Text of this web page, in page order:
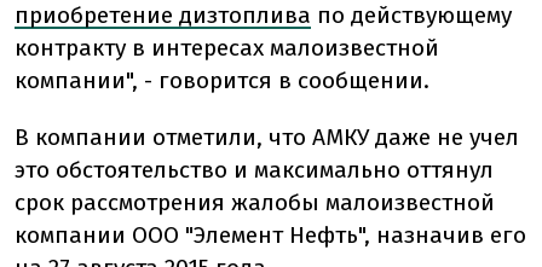
приобретение дизтоплива по действующему
контракту в интересах малоизвестной
компании", - говорится в сообщении.
В компании отметили, что АМКУ даже не учел
это обстоятельство и максимально оттянул
срок рассмотрения жалобы малоизвестной
компании ООО "Элемент Нефть", назначив его